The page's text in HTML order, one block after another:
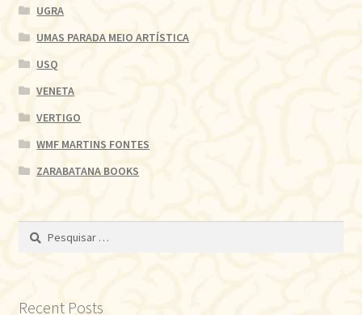
UGRA
UMAS PARADA MEIO ARTÍSTICA
USQ
VENETA
VERTIGO
WMF MARTINS FONTES
ZARABATANA BOOKS
Pesquisar
Recent Posts